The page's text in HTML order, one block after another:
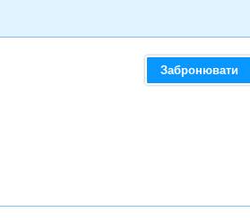
Забронювати